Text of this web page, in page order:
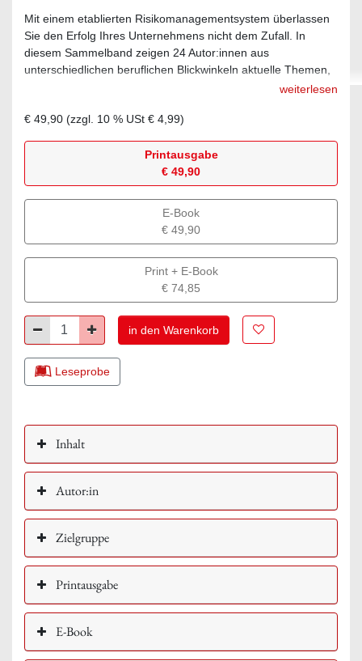
Mit einem etablierten Risikomanagementsystem überlassen
Sie den Erfolg Ihres Unternehmens nicht dem Zufall. In
diesem Sammelband zeigen 24 Autor:innen aus
unterschiedlichen beruflichen Blickwinkeln aktuelle Themen,
Werkzeuge, Methoden und Umsetzungsbeispiele desweiterlesen
€ 49,90 (zzgl. 10 % USt € 4,99)
Printausgabe
€ 49,90
E-Book
€ 49,90
Print + E-Book
€ 74,85
Minus Plus in den Warenkorb Zur Merkliste
Leseprobe
Inhalt
Autor:in
Zielgruppe
Printausgabe
E-Book